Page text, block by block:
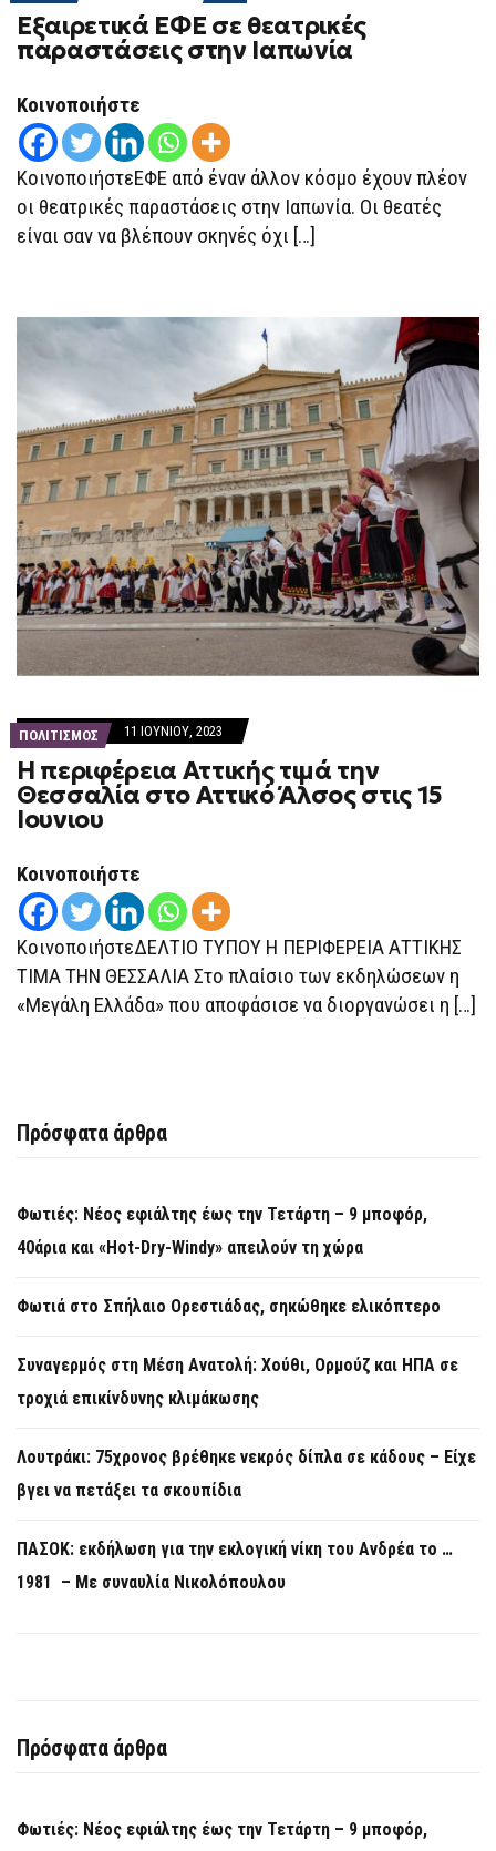
ON
ΕΞΑΙΡΕΤΙΚΆ
ΕΦΕ
ΣΕ
Εξαιρετικά ΕΦΕ σε θεατρικές
παραστάσεις στην Ιαπωνία
Κοινοποιήστε
ΚοινοποιήστεΕΦΕ από έναν άλλον κόσμο έχουν πλέον
οι θεατρικές παραστάσεις στην Ιαπωνία. Οι θεατές
είναι σαν να βλέπουν σκηνές όχι […]
ΠΟΛΙΤΙΣΜΟΣ 11 ΙΟΥΝΊΟΥ, 2023
Η περιφέρεια Αττικής τιμά την
Θεσσαλία στο Αττικό Άλσος στις 15
Ιουνιου
Κοινοποιήστε
ΚοινοποιήστεΔΕΛΤΙΟ ΤΥΠΟΥ Η ΠΕΡΙΦΕΡΕΙΑ ΑΤΤΙΚΗΣ
ΤΙΜΑ ΤΗΝ ΘΕΣΣΑΛΙΑ Στο πλαίσιο των εκδηλώσεων η
«Μεγάλη Ελλάδα» που αποφάσισε να διοργανώσει η […]
Πρόσφατα άρθρα
Φωτιές: Νέος εφιάλτης έως την Τετάρτη – 9 μποφόρ,
40άρια και «Hot-Dry-Windy» απειλούν τη χώρα
Φωτιά στο Σπήλαιο Ορεστιάδας, σηκώθηκε ελικόπτερο
Συναγερμός στη Μέση Ανατολή: Χούθι, Ορμούζ και ΗΠΑ σε
τροχιά επικίνδυνης κλιμάκωσης
Λουτράκι: 75χρονος βρέθηκε νεκρός δίπλα σε κάδους – Είχε
βγει να πετάξει τα σκουπίδια
ΠΑΣΟΚ: εκδήλωση για την εκλογική νίκη του Ανδρέα το …
1981 – Με συναυλία Νικολόπουλου
Πρόσφατα άρθρα
Φωτιές: Νέος εφιάλτης έως την Τετάρτη – 9 μποφόρ,